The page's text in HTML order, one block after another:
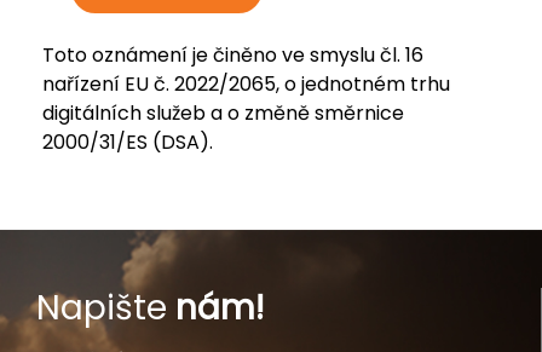
Toto oznámení je činěno ve smyslu čl. 16
nařízení EU č. 2022/2065, o jednotném trhu
digitálních služeb a o změně směrnice
2000/31/ES (DSA).
Napište nám!